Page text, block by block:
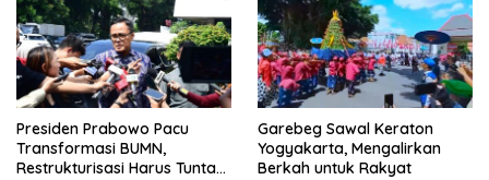
Presiden Prabowo Pacu
Transformasi BUMN,
Restrukturisasi Harus Tuntas
Garebeg Sawal Keraton
Yogyakarta, Mengalirkan
Berkah untuk Rakyat